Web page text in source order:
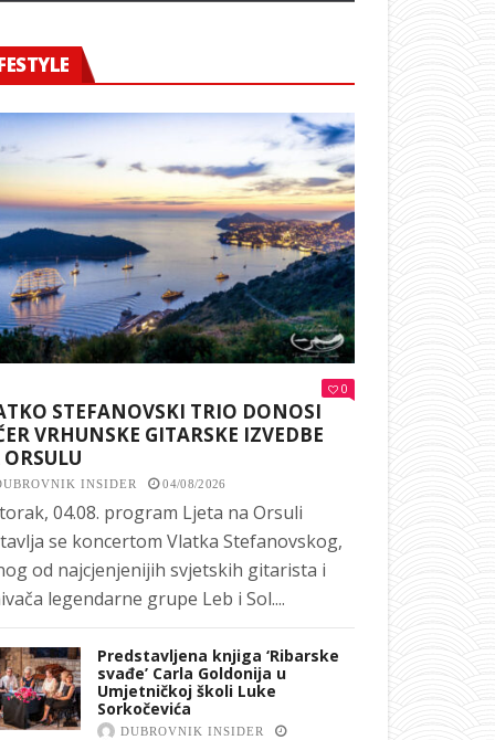
0
STEFANOVSKI TRIO DONOSI
VRHUNSKE GITARSKE IZVEDBE
INSIDER 04/08/2026
04.08. program Ljeta na Orsuli
se koncertom Vlatka Stefanovskog,
od najcjenjenijih svjetskih gitarista i
legendarne grupe Leb i Sol....
Predstavljena knjiga ‘Ribarske
svađe’ Carla Goldonija u
Umjetničkoj školi Luke
Sorkočevića
DUBROVNIK INSIDER